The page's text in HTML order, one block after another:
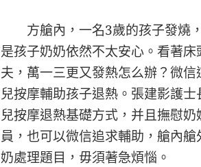
方艙內，一名3歲的孩子發燒
是孩子奶奶依然不太安心。看著
夫，萬一三更又發熱怎么辦？微
兒按摩輔助孩子退熱。張建影護
兒按摩退熱基礎方式，并且撫慰
員，也可以微信追求輔助，艙內
奶處理題目，毋須著急煩惱。